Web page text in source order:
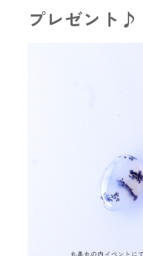
プレゼント♪